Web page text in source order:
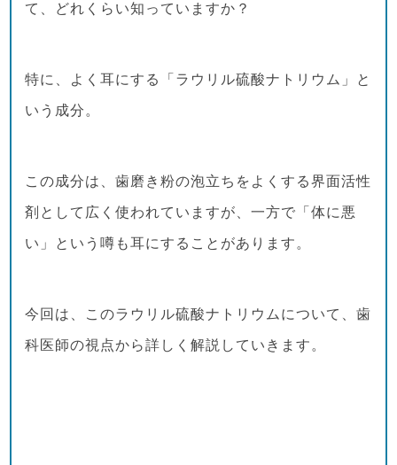
て、どれくらい知っていますか？
特に、よく耳にする「ラウリル硫酸ナトリウム」と
いう成分。
この成分は、歯磨き粉の泡立ちをよくする界面活性
剤として広く使われていますが、一方で「体に悪
い」という噂も耳にすることがあります。
今回は、このラウリル硫酸ナトリウムについて、歯
科医師の視点から詳しく解説していきます。